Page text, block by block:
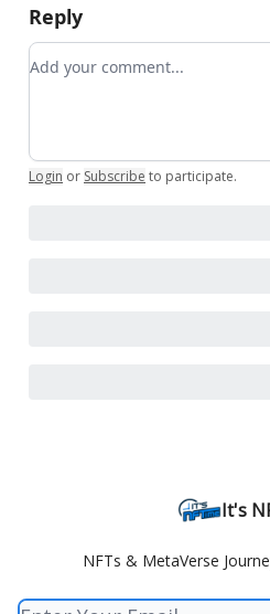
Reply
Add your comment
Login or Subscribe to participate.
It's
NFTs & MetaVerse